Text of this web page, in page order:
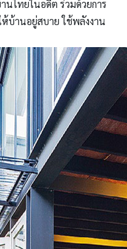
ไทยในอดีต ร่วมด้วยการ
บ้านอยู่สบาย ใช้พลังงาน